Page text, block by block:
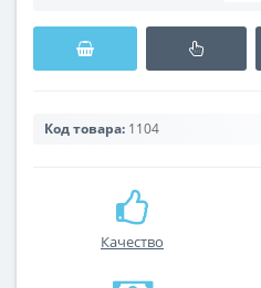
Код товара: 1104
Качество